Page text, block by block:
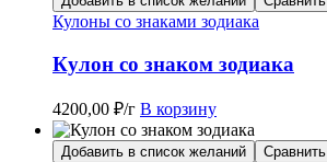
Кулоны со знаками зодиака
Кулон со знаком зодиака
4200,00 ₽/г В корзину
Добавить в список желаний Сравнить